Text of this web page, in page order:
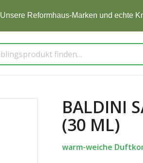
Unsere Reformhaus-Marken und echte
BALDINI
(30 ML)
warm-weiche